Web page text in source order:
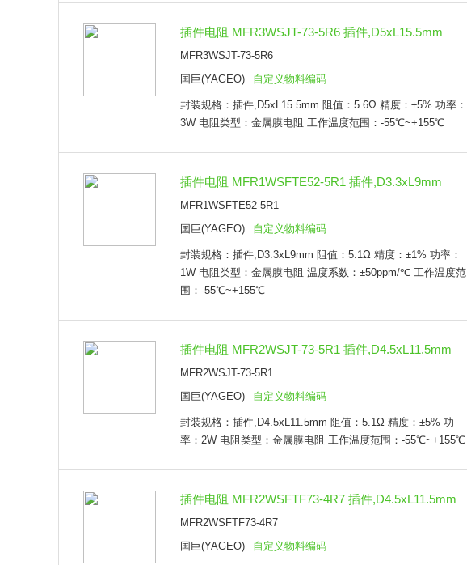
插件,D2.3xL6.1mm
插件,P=12.7mm
插件,D2.3xL6.2mm
插件,22x9.5mm
TO-247-2
插件,D4.8xL14.2mm
插件,D3.9xL9mm
插件,D2.5xL6.5mm
插件,D2.4xL6.3mm
插件,D1.6xL3.8mm
插件,P=5mm
插件,D4.6xL11.5mm
插件,4.8x14.3mm
插件,D4.8xL13mm
插件,D5xL15.5mm
插件,D1.6xL3.6mm
插件,4.8x14.2mm
插件,D3.3xL9mm
插件,D7.5xL26mm
插件,D3.5xL9mm
插件电阻 MFR3WSJT-73-5R6 插件,D5xL15.5mm
MFR3WSJT-73-5R6
国巨(YAGEO)
自定义物料编码
封装规格：插件,D5xL15.5mm 阻值：5.6Ω 精度：±5% 功率：
3W 电阻类型：金属膜电阻 工作温度范围：-55℃~+155℃
插件电阻 MFR1WSFTE52-5R1 插件,D3.3xL9mm
MFR1WSFTE52-5R1
国巨(YAGEO)
自定义物料编码
封装规格：插件,D3.3xL9mm 阻值：5.1Ω 精度：±1% 功率：
1W 电阻类型：金属膜电阻 温度系数：±50ppm/℃ 工作温度范
围：-55℃~+155℃
插件电阻 MFR2WSJT-73-5R1 插件,D4.5xL11.5mm
MFR2WSJT-73-5R1
国巨(YAGEO)
自定义物料编码
封装规格：插件,D4.5xL11.5mm 阻值：5.1Ω 精度：±5% 功
率：2W 电阻类型：金属膜电阻 工作温度范围：-55℃~+155℃
插件电阻 MFR2WSFTF73-4R7 插件,D4.5xL11.5mm
MFR2WSFTF73-4R7
国巨(YAGEO)
自定义物料编码